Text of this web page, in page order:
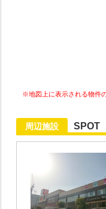
※地図上に表示される物件
周辺施設 SPOT